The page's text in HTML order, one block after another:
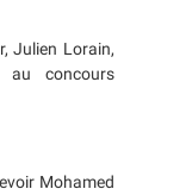
Julien Lorain,
concours
Mohamed